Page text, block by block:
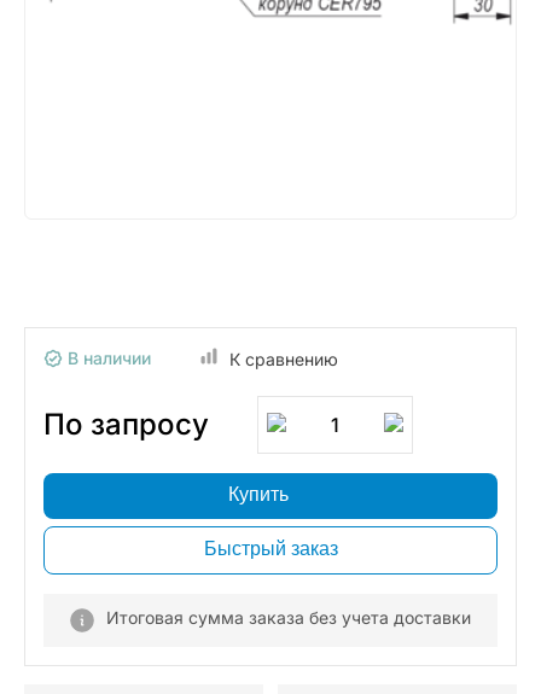
В наличии К сравнению
По запросу 1
Купить
Быстрый заказ
Итоговая сумма заказа без учета доставки